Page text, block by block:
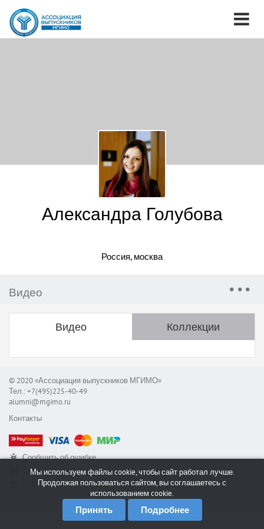
Александра Голубова
Россия, москва
Видео
Видео Коллекции
© 2020 «Ассоциация выпускников МГИМО»
Тел.: +7(495)225-40-49
alumni@mgimo.ru
Контакты
Сообщить об ошибке
Служба поддержки
Мы используем файлы cookie, чтобы сайт работал лучше.
Продолжая пользоваться сайтом, вы соглашаетесь с
использованием cookie.
Принять Подробнее